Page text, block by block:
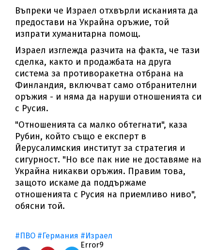
Въпреки че Израел отхвърли исканията да
предостави на Украйна оръжие, той
изпрати хуманитарна помощ.
Израел изглежда разчита на факта, че тази
сделка, както и продажбата на друга
система за противоракетна отбрана на
Финландия, включват само отбранителни
оръжия - и няма да наруши отношенията си
с Русия.
"Отношенията са малко обтегнати", каза
Рубин, който също е експерт в
Йерусалимския институт за стратегия и
сигурност. "Но все пак ние не доставяме на
Украйна никакви оръжия. Правим това,
защото искаме да поддържаме
отношенията с Русия на приемливо ниво",
обясни той.
#ПВО #Германия #Израел
Error9